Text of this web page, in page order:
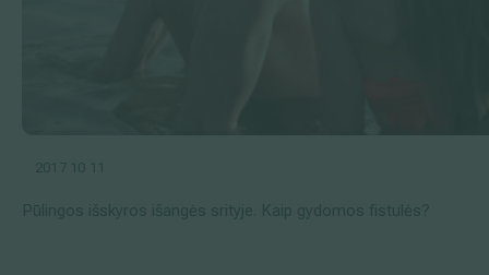
2017 10 11
Pūlingos išskyros išangės srityje. Kaip gydomos fistulės?